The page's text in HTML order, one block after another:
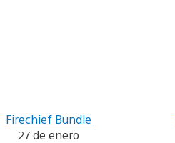
Firechief Bundle
27 de enero